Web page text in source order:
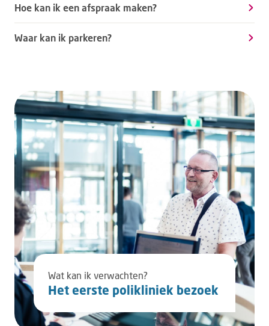
Hoe kan ik een afspraak maken?
Waar kan ik parkeren?
Wat kan ik verwachten?
Het eerste polikliniek bezoek